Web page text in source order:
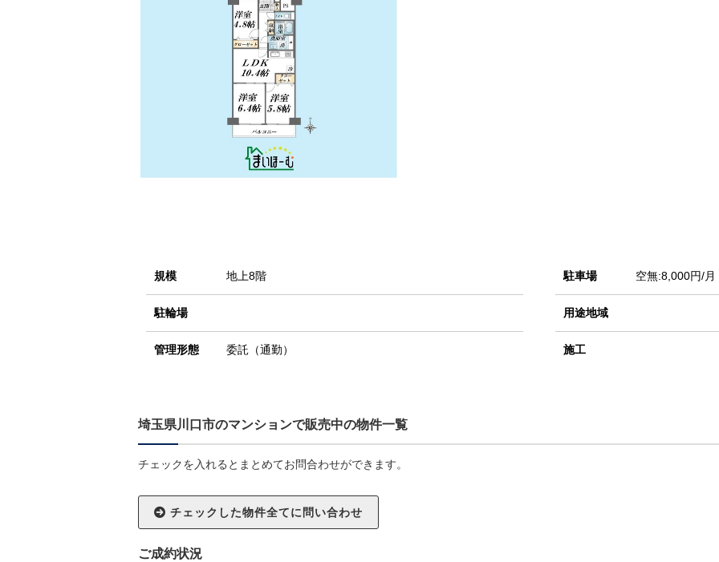
規模 地上8階
駐輪場
管理形態 委託（通勤）
駐車場 空無:8,000円/月
用途地域
施工
埼玉県川口市のマンションで販売中の物件一覧
チェックを入れるとまとめてお問合わせができます。
ご成約状況